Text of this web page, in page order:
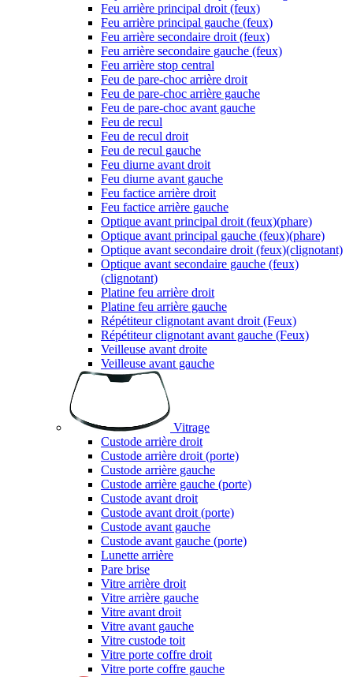
Feu arrière principal droit (feux)
Feu arrière principal gauche (feux)
Feu arrière secondaire droit (feux)
Feu arrière secondaire gauche (feux)
Feu arrière stop central
Feu de pare-choc arrière droit
Feu de pare-choc arrière gauche
Feu de pare-choc avant gauche
Feu de recul
Feu de recul droit
Feu de recul gauche
Feu diurne avant droit
Feu diurne avant gauche
Feu factice arrière droit
Feu factice arrière gauche
Optique avant principal droit (feux)(phare)
Optique avant principal gauche (feux)(phare)
Optique avant secondaire droit (feux)(clignotant)
Optique avant secondaire gauche (feux)
(clignotant)
Platine feu arrière droit
Platine feu arrière gauche
Répétiteur clignotant avant droit (Feux)
Répétiteur clignotant avant gauche (Feux)
Veilleuse avant droite
Veilleuse avant gauche
Vitrage
Custode arrière droit
Custode arrière droit (porte)
Custode arrière gauche
Custode arrière gauche (porte)
Custode avant droit
Custode avant droit (porte)
Custode avant gauche
Custode avant gauche (porte)
Lunette arrière
Pare brise
Vitre arrière droit
Vitre arrière gauche
Vitre avant droit
Vitre avant gauche
Vitre custode toit
Vitre porte coffre droit
Vitre porte coffre gauche